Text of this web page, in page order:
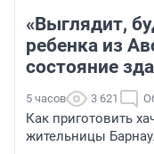
«Выглядит,
ребенка из
состояние
5 часов 3 621
Как приготовить
жительницы